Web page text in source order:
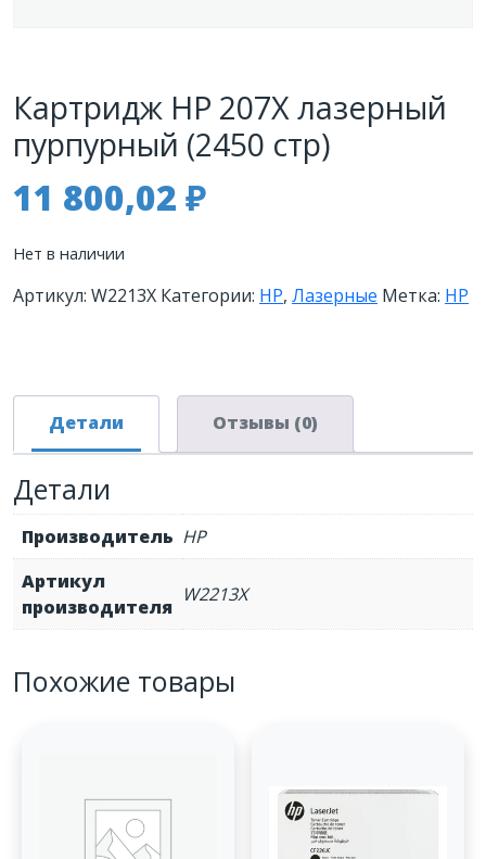
Картридж HP 207X лазерный
пурпурный (2450 стр)
11 800,02 ₽
Нет в наличии
Артикул: W2213X Категории: HP, Лазерные Метка: HP
Детали Отзывы (0)
Детали
Производитель HP
Артикул
производителя
W2213X
Похожие товары